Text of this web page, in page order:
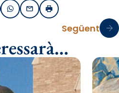
Twitter
WhatsApp
EmailImprimir
Següent